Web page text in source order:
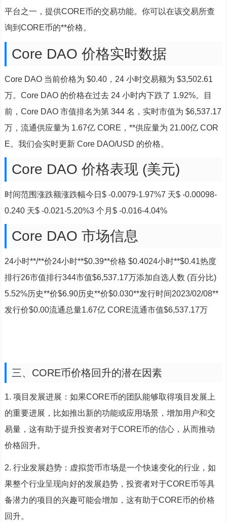
平台之一，提供CORE币的交易功能。你可以在该交易所查
询到CORE币的**价格。
Core DAO 价格实时数据
Core DAO 当前价格为 $0.40，24 小时交易额为 $3,502.61
万。Core DAO 的价格在过去 24 小时内下跌了 1.92%。目
前，Core DAO 市值排名为第 344 名，实时市值为 $6,537.17
万，流通供应量为 1.67亿 CORE，**供应量为 21.00亿 COR
E。我们会实时更新 Core DAO/USD 的价格。
Core DAO 价格表现 (美元)
时间范围涨跌额涨跌幅今日$ -0.0079-1.97%7 天$ -0.00098-
0.240 天$ -0.021-5.20%3 个月$ -0.016-4.04%
Core DAO 市场信息
24小时**/**价24小时**$0.39**价格 $0.4024小时**$0.41热度
排行26市值排行344市值$6,537.17万添加自选人数 (百分比)
5.52%历史**价$6.90历史**价$0.030**发行时间2023/02/08**
发行价$0.00流通总量1.67亿 CORE流通市值$6,537.17万
三、CORE币价格回升的潜在因素
1. 项目发展进展：如果CORE币的团队能够取得项目发展上
的重要进展，比如推出新的功能或应用场景，增加用户和交
易量，这有助于提升投资者对于CORE币的信心，从而推动
价格回升。
2. 行业发展趋势：虚拟货币市场是一个快速变化的行业，如
果整个行业呈现向好的发展趋势，投资者对于CORE币等具
备潜力的项目的兴趣可能会增加，这有助于CORE币的价格
回升。